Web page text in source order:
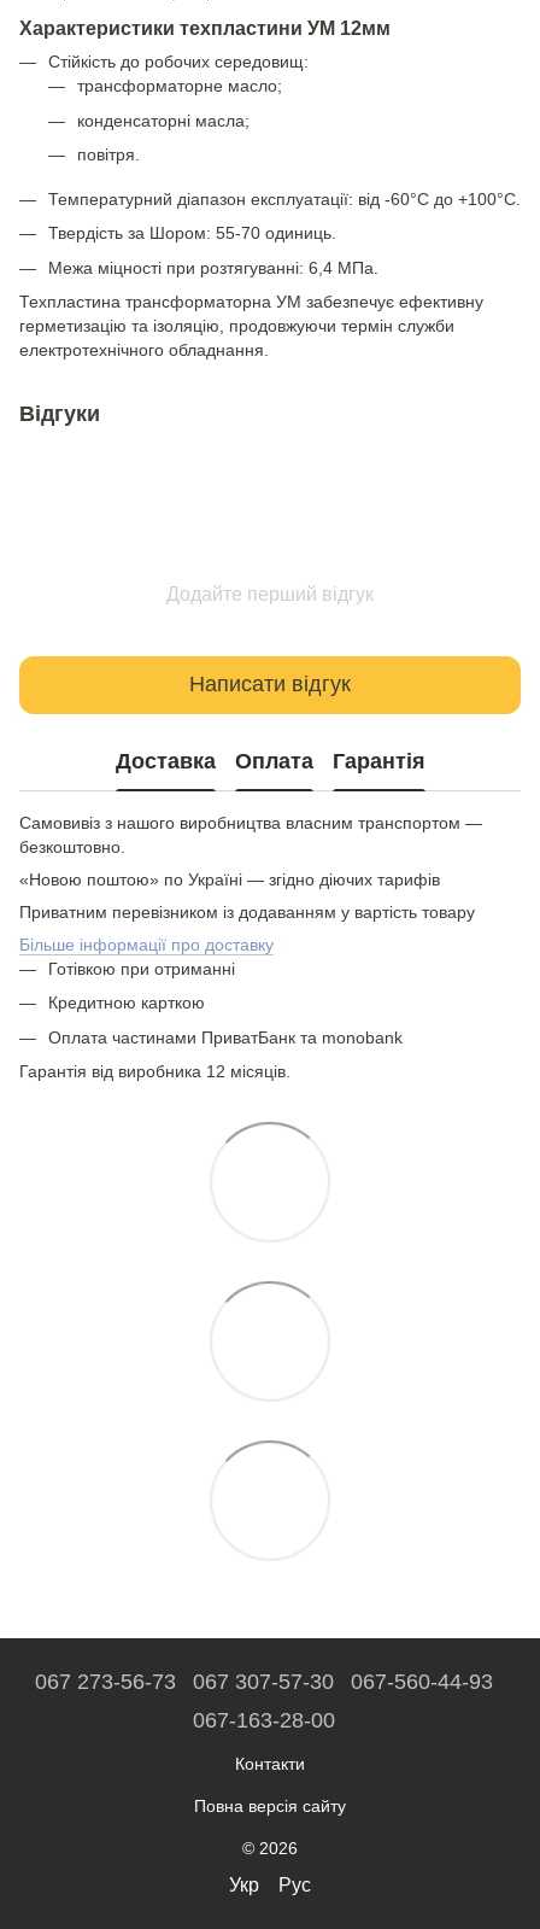
Характеристики техпластини УМ 12мм
Стійкість до робочих середовищ:
трансформаторне масло;
конденсаторні масла;
повітря.
Температурний діапазон експлуатації: від -60°C до +100°C.
Твердість за Шором: 55-70 одиниць.
Межа міцності при розтягуванні: 6,4 МПа.
Техпластина трансформаторна УМ забезпечує ефективну
герметизацію та ізоляцію, продовжуючи термін служби
електротехнічного обладнання.
Відгуки
Додайте перший відгук
Написати відгук
Доставка Оплата Гарантія
Самовивіз з нашого виробництва власним транспортом —
безкоштовно.
«Новою поштою» по Україні — згідно діючих тарифів
Приватним перевізником із додаванням у вартість товару
Більше інформації про доставку
Готівкою при отриманні
Кредитною карткою
Оплата частинами ПриватБанк та monobank
Гарантія від виробника 12 місяців.
067 273-56-73 067 307-57-30
067-560-44-93
067-163-28-00
Контакти
Повна версія сайту
© 2026
Укр Рус